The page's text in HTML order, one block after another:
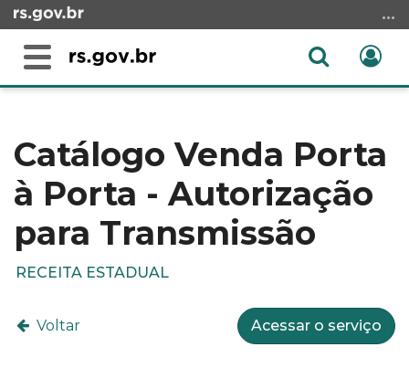
para
conteúdo
menu
para
busca
Alterna
Abrir
conteúdo
Catálogo Venda Porta
à Porta - Autorização
para Transmissão
RECEITA ESTADUAL
Voltar Acessar o serviço